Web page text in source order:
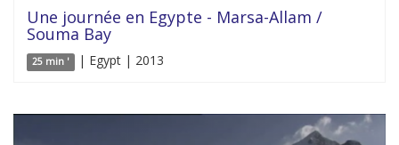
Une journée en Egypte - Marsa-Allam /
Souma Bay
25 min ' | Egypt | 2013